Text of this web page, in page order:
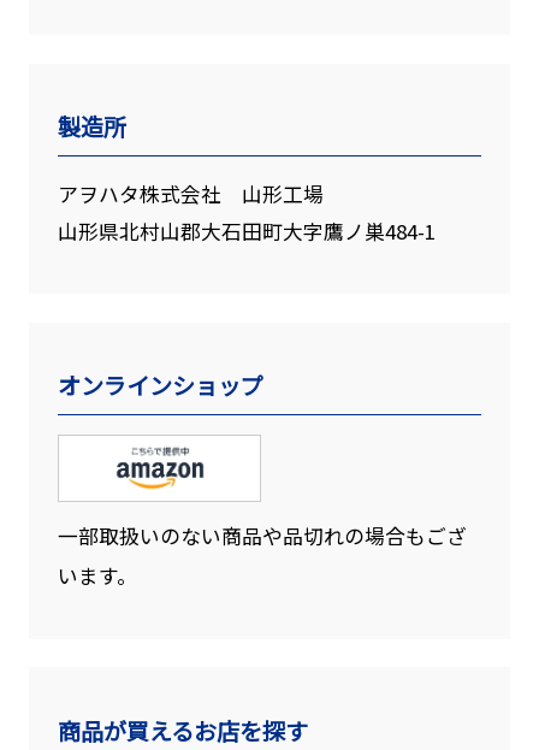
製造所
アヲハタ株式会社 山形工場
山形県北村山郡大石田町大字鷹ノ巣484-1
オンラインショップ
一部取扱いのない商品や品切れの場合もござ
います。
商品が買えるお店を探す